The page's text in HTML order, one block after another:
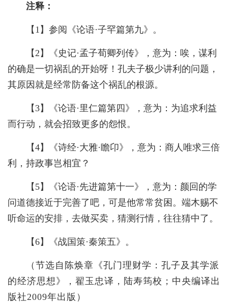
注释：
【 1 】参阅《论语·子罕篇第九》。
【 2 】《史记·孟子荀卿列传》，意为：唉，谋利
的确是一切祸乱的开始呀！孔夫子极少讲利的问题，
其原因就是经常防备这个祸乱的根源。
【3】《论语·里仁篇第四》，意为：为追求利益
而行动，就会招致更多的怨恨。
【4】《诗经·大雅·瞻卬》，意为：商人唯求三倍
利，持政事岂相宜？
【 5】《论语·先进篇第十一》，意为：颜回的学
问道德接近于完善了吧，可是他常常贫困。 端木赐不
听命运的安排，去做买卖，猜测行情，往往猜中了。
【6】《战国策·秦策五》。
（ 节选自陈焕章《孔门理财学：孔子及其学派
的经济思想》，翟玉忠译，陆寿筠校；中央编译出
版社2009年出版）